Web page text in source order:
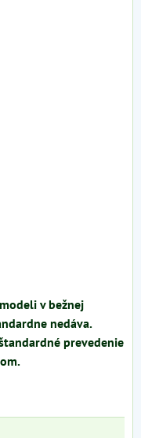
v bežnej
nedáva.
prevedenie